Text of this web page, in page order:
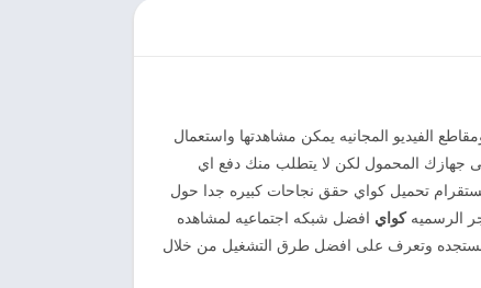
الفيديو المجانيه يمكن مشاهدتها واستعمال
جهازك المحمول لكن لا يتطلب منك دفع اي
تحميل كواي حقق نجاحات كبيره جدا حول
الرسميهكواي افضل شبكه اجتماعيه لمشاهده
وتعرف على افضل طرق التشغيل من خلال